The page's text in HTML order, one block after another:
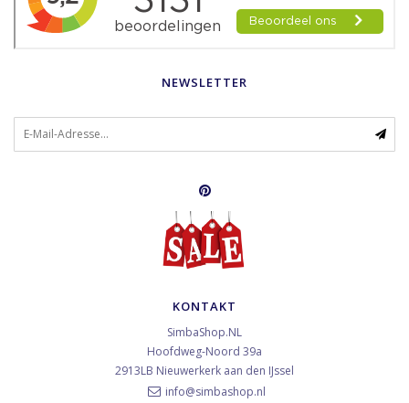
NEWSLETTER
KONTAKT
SimbaShop.NL
Hoofdweg-Noord 39a
2913LB Nieuwerkerk aan den IJssel
info@simbashop.nl